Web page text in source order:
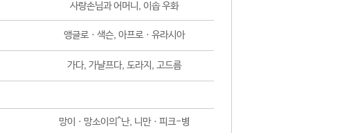
사랑손님과 어머니, 이솝 우화
앵글로ㆍ색슨, 아프로ㆍ유라시아
가다, 가냘프다, 도라지, 고드름
망이ㆍ망소이의^난, 니만ㆍ피크-병